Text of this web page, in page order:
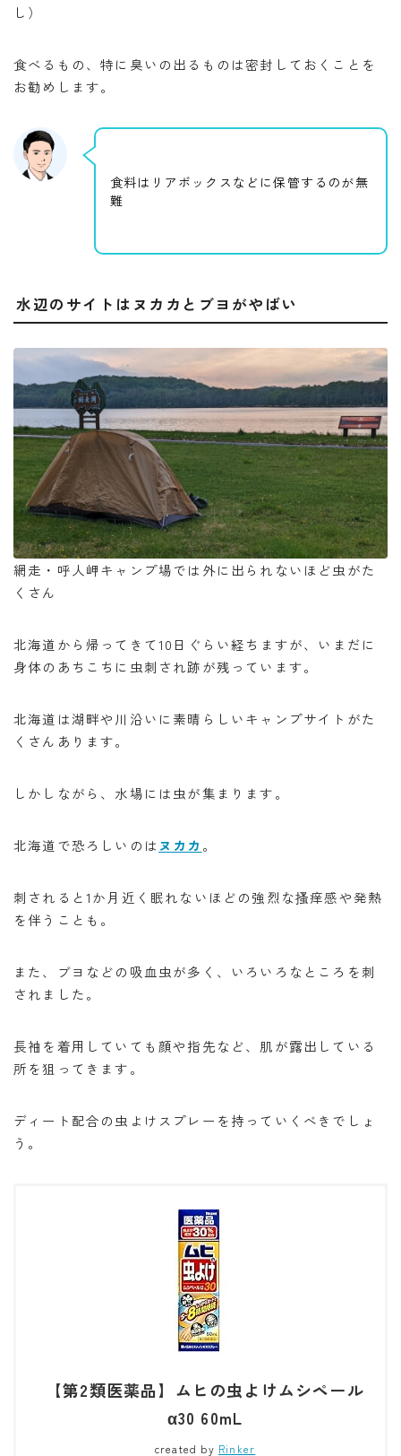
し）
食べるもの、特に臭いの出るものは密封しておくことを
お勧めします。
食料はリアボックスなどに保管するのが無
難
水辺のサイトはヌカカとブヨがやばい
網走・呼人岬キャンプ場では外に出られないほど虫がた
くさん
北海道から帰ってきて10日ぐらい経ちますが、いまだに
身体のあちこちに虫刺され跡が残っています。
北海道は湖畔や川沿いに素晴らしいキャンプサイトがた
くさんあります。
しかしながら、水場には虫が集まります。
北海道で恐ろしいのは ヌカカ 。
刺されると1か月近く眠れないほどの強烈な搔痒感や発熱
を伴うことも。
また、ブヨなどの吸血虫が多く、いろいろなところを刺
されました。
長袖を着用していても顔や指先など、肌が露出している
所を狙ってきます。
ディート配合の虫よけスプレーを持っていくべきでしょ
う。
【第2類医薬品】ムヒの虫よけムシペール
α30 60mL
created by Rinker